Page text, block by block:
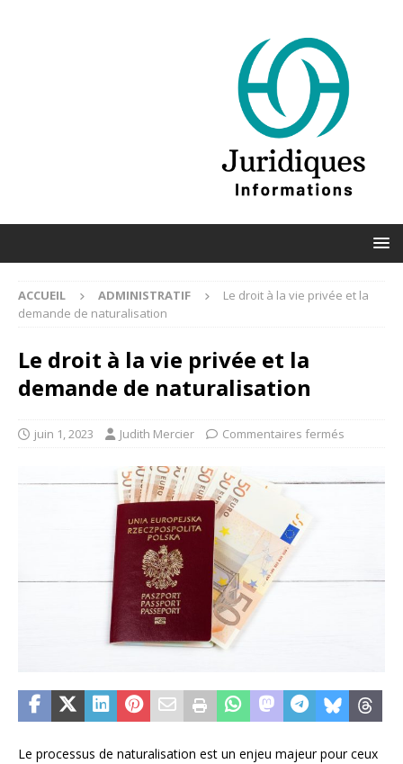
ACCUEIL ADMINISTRATIF
Le droit à la vie privée et la
demande de naturalisation
Le droit à la vie privée et la
demande de naturalisation
juin 1, 2023 Judith Mercier Commentaires fermés
Le processus de naturalisation est un enjeu majeur pour ceux